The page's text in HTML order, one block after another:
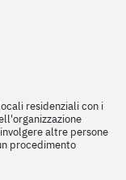
residenziali con i
altre persone
procedimento